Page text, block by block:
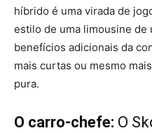
híbrido é uma virada de
estilo de uma limousine de
benefícios adicionais da
mais curtas ou mesmo
pura.
O carro-chefe: O